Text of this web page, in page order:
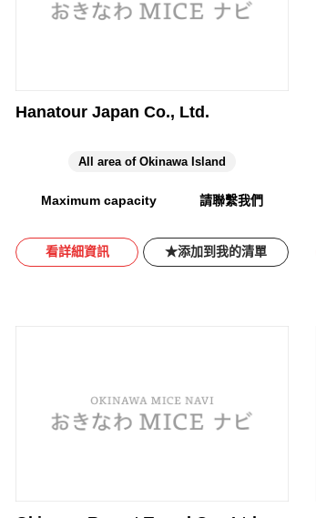
Hanatour Japan Co., Ltd.
All area of Okinawa Island
Maximum capacity 請聯繫我們
看詳細資訊 添加到我的清單